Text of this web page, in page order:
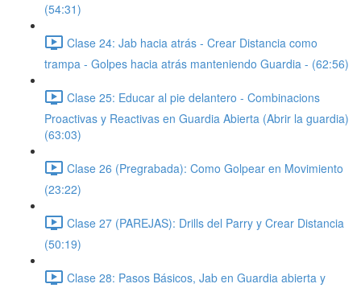
(54:31)
Clase 24: Jab hacia atrás - Crear Distancia como
trampa - Golpes hacia atrás manteniendo Guardia - (62:56)
Clase 25: Educar al pie delantero - Combinacions
Proactivas y Reactivas en Guardia Abierta (Abrir la guardia)
(63:03)
Clase 26 (Pregrabada): Como Golpear en Movimiento
(23:22)
Clase 27 (PAREJAS): Drills del Parry y Crear Distancia
(50:19)
Clase 28: Pasos Básicos, Jab en Guardia abierta y